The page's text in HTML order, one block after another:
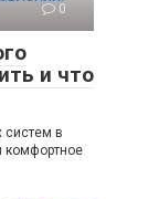
0
и что
систем в
комфортное